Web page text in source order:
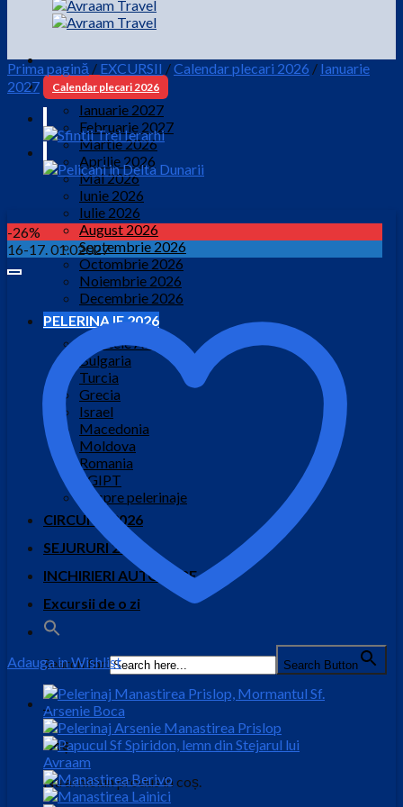
Calendar plecari 2026
Ianuarie 2027
Februarie 2027
Martie 2026
Aprilie 2026
Mai 2026
Iunie 2026
Iulie 2026
August 2026
Septembrie 2026
Octombrie 2026
Noiembrie 2026
Decembrie 2026
PELERINAJE 2026
Muntele Athos
Bulgaria
Turcia
Grecia
Israel
Macedonia
Moldova
Romania
EGIPT
Despre pelerinaje
CIRCUITE 2026
SEJURURI 2026
INCHIRIERI AUTOCARE
Excursii de o zi
Search for: Search Button
0
Coș
Nu ai niciun produs în coș.
Prima pagină / EXCURSII /Calendar plecari 2026 / Ianuarie
2027
-26%
16-17. 01.02027
Adauga in Wishlist